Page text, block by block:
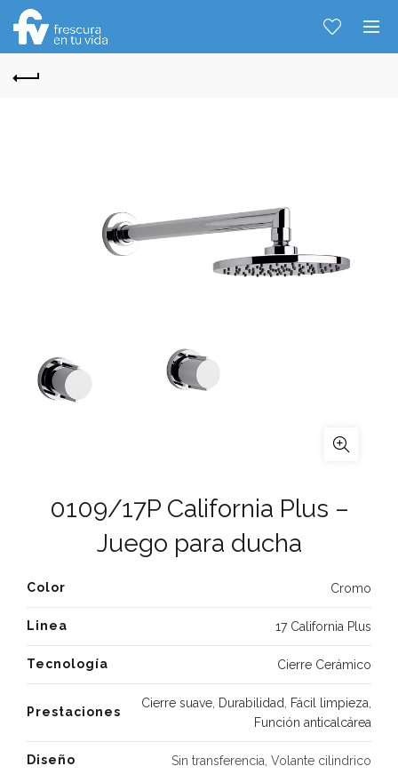
0109/17P California Plus –
Juego para ducha
Color Cromo
Linea 17 California Plus
Tecnología Cierre Cerámico
Prestaciones
Cierre suave Durabilidad Fácil limpieza
Función anticalcárea
Diseño Sin transferencia, Volante cilindrico
Hablemos...
Solo tenes que decirme: Hola